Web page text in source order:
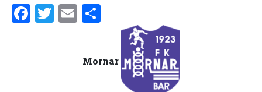
Facebook
Twitter
Email
Mornar